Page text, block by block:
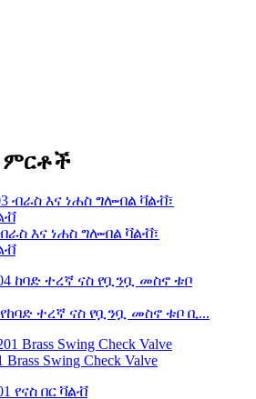
ምርቶች
ብራስ እና ነሐስ ግሎብል ቫልቭ፣
የከባድ ተረኛ ናስ የቧንቧ መስኖ ቱቦ ቢ...
Brass Swing Check Valve